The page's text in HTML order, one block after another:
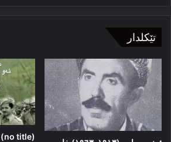
تێکلدار
(no title)